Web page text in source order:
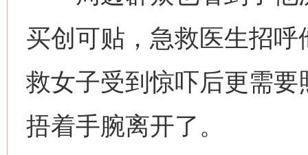
买创可贴，急救医生招
救女子受到惊吓后更需
捂着手腕离开了。